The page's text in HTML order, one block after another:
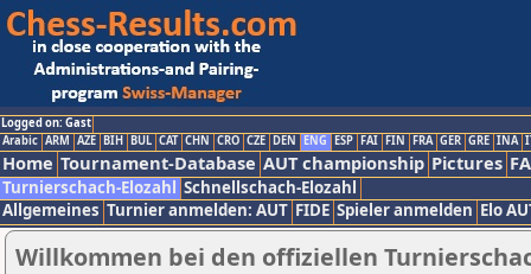
Logged on: Gast
Arabic ARM AZE BIH BUL CAT CHN CRO CZE DEN ENG ESP FAI FIN FRA GER GRE INA
Home Tournament-Database AUT championship Pictures
Turnierschach-Elozahl Schnellschach-Elozahl
Allgemeines Turnier anmelden: AUT FIDE Spieler anmelden Elo
Willkommen bei den offiziellen